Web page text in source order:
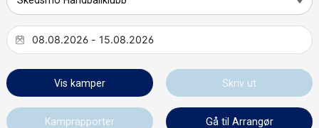
Vis kamper Skriv ut
Kamprapporter Gå til Arrangør